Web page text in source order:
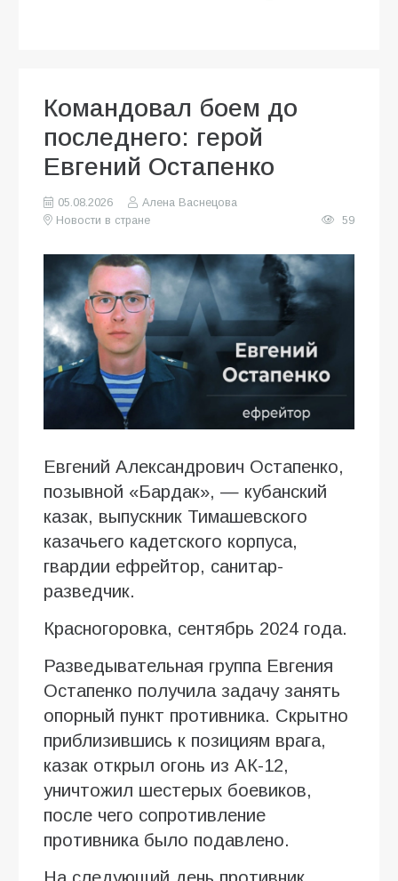
Командовал боем до
последнего: герой
Евгений Остапенко
05.08.2026
Алена Васнецова
Новости в стране
59
Евгений Александрович Остапенко,
позывной «Бардак», — кубанский
казак, выпускник Тимашевского
казачьего кадетского корпуса,
гвардии ефрейтор, санитар-
разведчик.
Красногоровка, сентябрь 2024 года.
Разведывательная группа Евгения
Остапенко получила задачу занять
опорный пункт противника. Скрытно
приблизившись к позициям врага,
казак открыл огонь из АК-12,
уничтожил шестерых боевиков,
после чего сопротивление
противника было подавлено.
На следующий день противник